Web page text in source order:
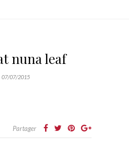
nuna leaf
07/07/2015
Partager